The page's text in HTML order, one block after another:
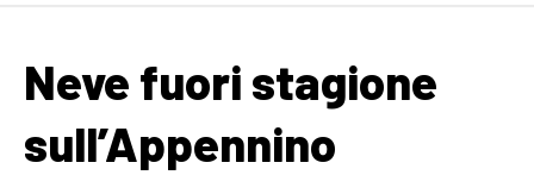
Neve fuori stagione
sull’Appennino